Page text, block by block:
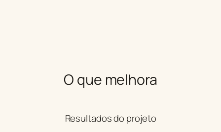
O que melhora
Resultados do projeto